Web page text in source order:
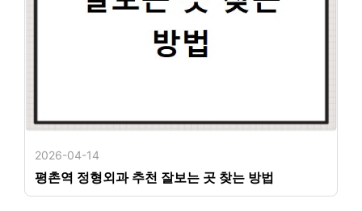
2026-04-14
평촌역 정형외과 추천 잘보는 곳 찾는 방법